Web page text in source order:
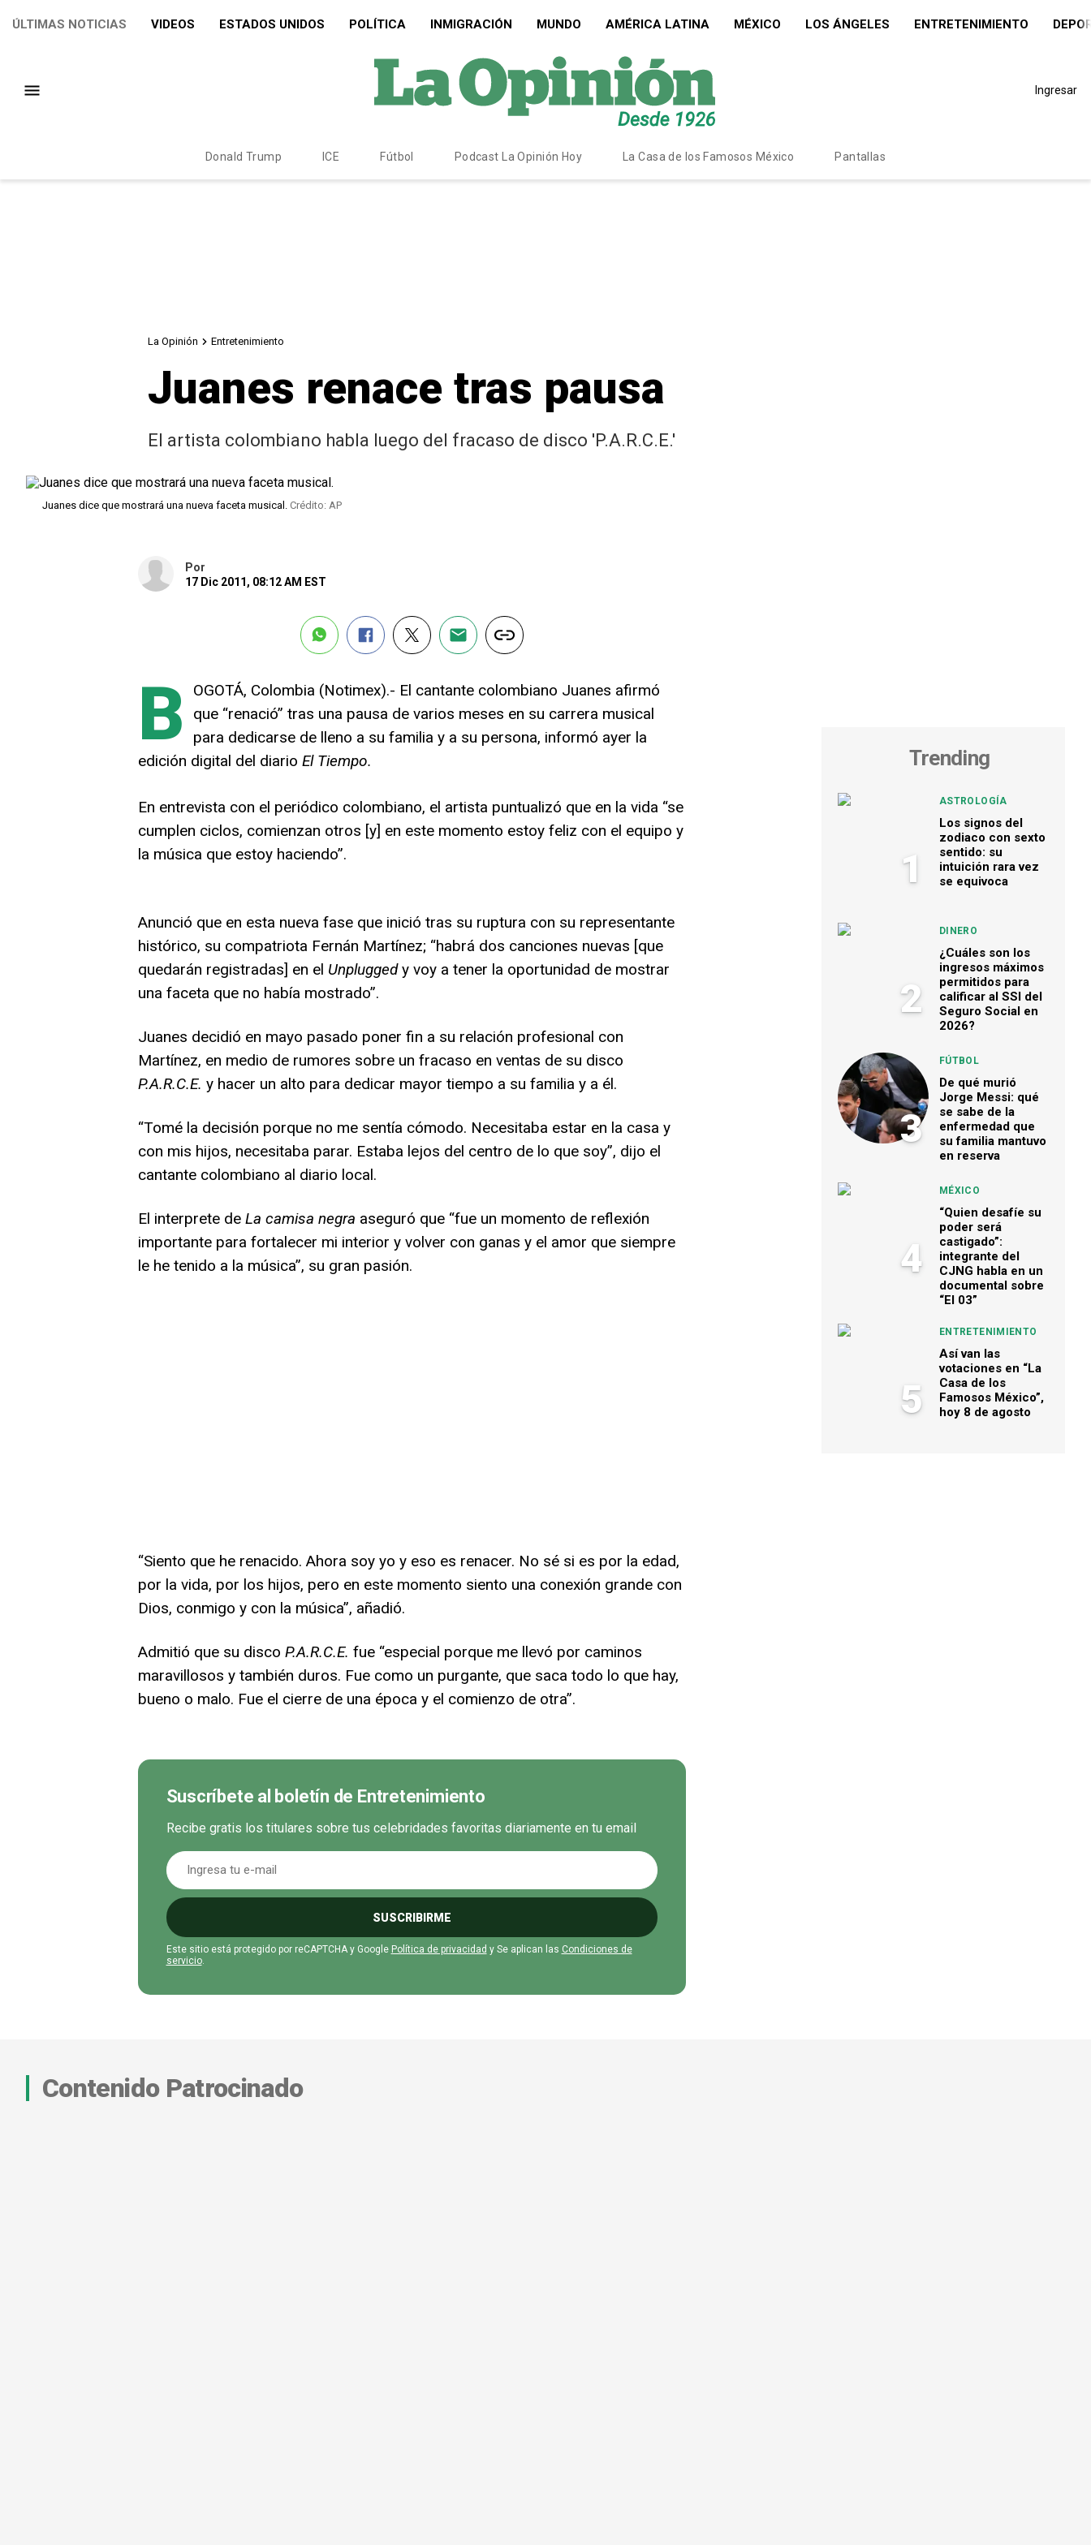
ÚLTIMAS NOTICIAS VIDEOS ESTADOS UNIDOS POLÍTICA INMIGRACIÓN MUNDO AMÉRICA LATINA MÉXICO LOS ÁNGELES ENTRETENIMIENTO
Ingresar
Donald Trump ICE Fútbol Podcast La Opinión Hoy La Casa de los Famosos México Pantallas
La Opinión Entretenimiento
Juanes renace tras pausa
El artista colombiano habla luego del fracaso de disco 'P.A.R.C.E.'
Juanes dice que mostrará una nueva faceta musical. Crédito: AP
Por
17 Dic 2011, 08:12 AM EST
B
OGOTÁ, Colombia (Notimex).- El cantante colombiano Juanes afirmó
que “renació” tras una pausa de varios meses en su carrera musical
para dedicarse de lleno a su familia y a su persona, informó ayer la
edición digital del diario El Tiempo.
En entrevista con el periódico colombiano, el artista puntualizó que en la vida “se
cumplen ciclos, comienzan otros [y] en este momento estoy feliz con el equipo y
la música que estoy haciendo”.
Anunció que en esta nueva fase que inició tras su ruptura con su representante
histórico, su compatriota Fernán Martínez; “habrá dos canciones nuevas [que
quedarán registradas] en el Unpluggedy voy a tener la oportunidad de mostrar
una faceta que no había mostrado”.
Juanes decidió en mayo pasado poner fin a su relación profesional con
Martínez, en medio de rumores sobre un fracaso en ventas de su disco
P.A.R.C.E. y hacer un alto para dedicar mayor tiempo a su familia y a él.
“Tomé la decisión porque no me sentía cómodo. Necesitaba estar en la casa y
con mis hijos, necesitaba parar. Estaba lejos del centro de lo que soy”, dijo el
cantante colombiano al diario local.
El interprete de La camisa negra aseguró que “fue un momento de reflexión
importante para fortalecer mi interior y volver con ganas y el amor que siempre
le he tenido a la música”, su gran pasión.
“Siento que he renacido. Ahora soy yo y eso es renacer. No sé si es por la edad,
por la vida, por los hijos, pero en este momento siento una conexión grande con
Dios, conmigo y con la música”, añadió.
Admitió que su disco P.A.R.C.E. fue “especial porque me llevó por caminos
maravillosos y también duros. Fue como un purgante, que saca todo lo que hay,
bueno o malo. Fue el cierre de una época y el comienzo de otra”.
Suscríbete al boletín de Entretenimiento
Recibe gratis los titulares sobre tus celebridades favoritas diariamente en tu email
SUSCRIBIRME
Este sitio está protegido por reCAPTCHA y Google Política de privacidad y Se aplican las Condiciones de
servicio.
Trending
1
ASTROLOGÍA
Los signos del
zodiaco con sexto
sentido: su
intuición rara vez
se equivoca
2
DINERO
¿Cuáles son los
ingresos máximos
permitidos para
calificar al SSI del
Seguro Social en
2026?
3
FÚTBOL
De qué murió
Jorge Messi: qué
se sabe de la
enfermedad que
su familia mantuvo
en reserva
4
MÉXICO
“Quien desafíe su
poder será
castigado”:
integrante del
CJNG habla en un
documental sobre
“El 03”
5
ENTRETENIMIENTO
Así van las
votaciones en “La
Casa de los
Famosos México”,
hoy 8 de agosto
Contenido Patrocinado